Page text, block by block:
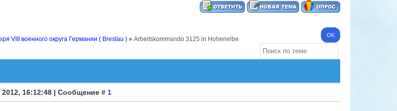
VIII военного округа Германии ( Breslau ) » Arbeitskommando 3125 in Hohenelbe
16:12:48 | Сообщение # 1